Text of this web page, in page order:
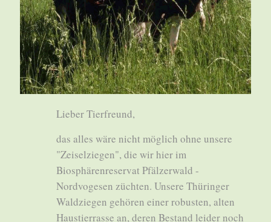
Lieber Tierfreund,
das alles wäre nicht möglich ohne unsere
"Zeiselziegen", die wir hier im
Biosphärenreservat Pfälzerwald -
Nordvogesen züchten. Unsere Thüringer
Waldziegen gehören einer robusten, alten
Haustierrasse an, deren Bestand leider noch